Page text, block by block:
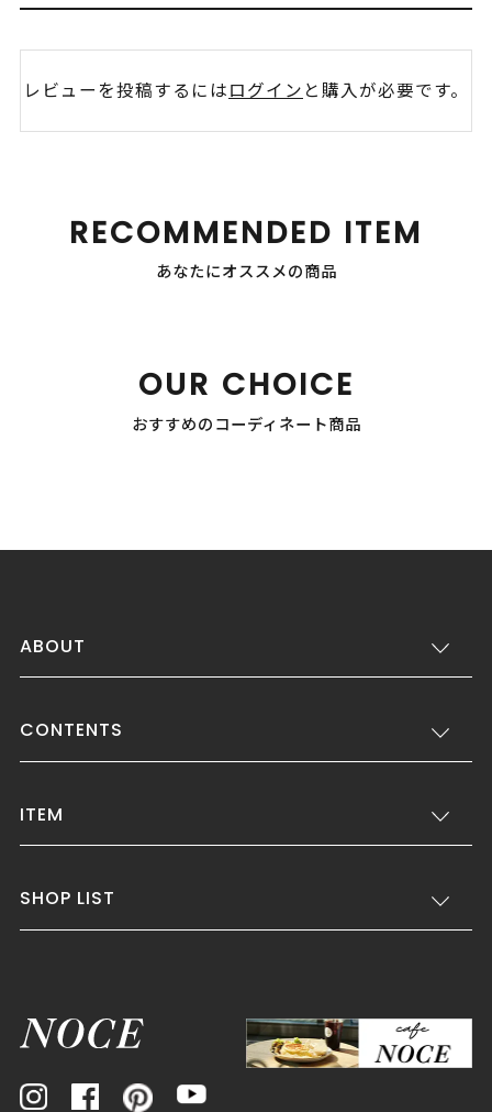
レビューを投稿するにはログイン と購入が必要です。
RECOMMENDED ITEM
あなたにオススメの商品
OUR CHOICE
おすすめのコーディネート商品
ABOUT
CONTENTS
ITEM
SHOP LIST